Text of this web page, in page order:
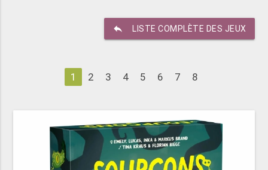
reply LISTE COMPLÈTE DES JEUX
1 2 3 4 5 6 7 8